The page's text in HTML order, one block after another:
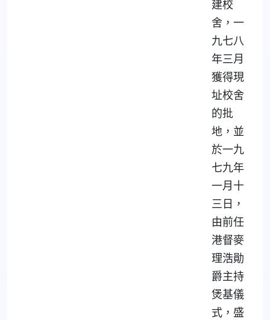
建校
舍，一
九七八
年三月
獲得現
址校舍
的批
地，並
於一九
七九年
一月十
三日，
由前任
港督麥
理浩勛
爵主持
煲基儀
式，盛